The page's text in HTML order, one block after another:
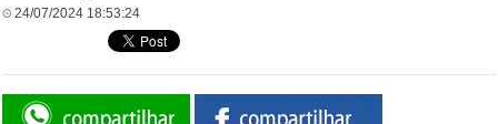
24/07/2024 18:53:24